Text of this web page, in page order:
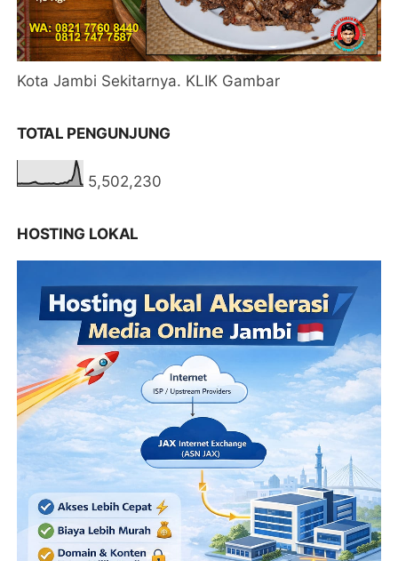
Kota Jambi Sekitarnya. KLIK Gambar
TOTAL PENGUNJUNG
5,502,230
HOSTING LOKAL